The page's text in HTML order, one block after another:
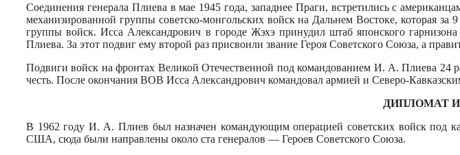
Соединения генерала Плие­ва в мае 1945 года, западнее Праги, встретились с
механизированной группы со­ветско-монгольских войск на Даль­нем Востоке, которая
группы войск. Исса Алек­сандрович в городе Жэхэ принудил штаб японского
Плиева. За этот подвиг ему второй раз присвоили звание Героя Советского Союза, а
Подвиги войск на фронтах Вели­кой Отечественной под командовани­ем И. А. Плиева 24
честь. После окончания ВОВ Исса Александрович командовал армией и Северо-
ДИПЛОМАТ
В 1962 году И. А. Плиев был наз­начен командующим операцией совет­ских войск под
США, сюда были направлены около ста генералов — Героев Советского Союза.